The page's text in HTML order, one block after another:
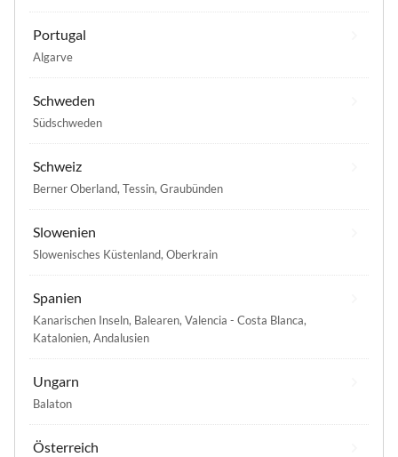
Portugal
Algarve
Schweden
Südschweden
Schweiz
Berner Oberland, Tessin, Graubünden
Slowenien
Slowenisches Küstenland, Oberkrain
Spanien
Kanarischen Inseln, Balearen, Valencia - Costa Blanca,
Katalonien, Andalusien
Ungarn
Balaton
Österreich